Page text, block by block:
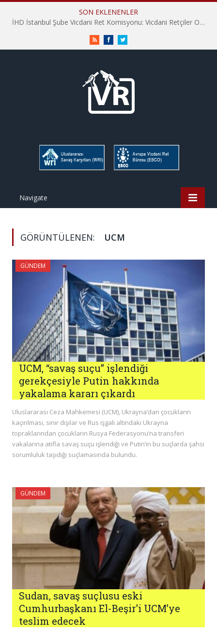
SON EKLENENLER
İHD İstanbul Şube Vicdani Ret Komisyonu: Vicdani Retçiler Olarak Destek İçin Buradayız!
RSS FacebookTwitter
Navigate
GÖRÜNTÜLENEN: UCM
GÜNDEM
UCM, “savaş suçu” işlendiği
gerekçesiyle Putin hakkında
yakalama kararı çıkardı
Uluslararası Ceza Mahkemesi (UCM), Ukrayna’dan çocukların
kaçırılması, sınır dışılar ve Rus işgali altındaki Ukrayna
topraklarından çocukların Rusya Federasyonu’na transferi
vakalarına atıfla savaş suçu işlendiği ve Putin’in bu suçlarda şahsi
sorumluluk taşıdığı suçlamasında bulundu.
GÜNDEM
Sudan, savaş suçlusu eski
Cumhurbaşkanı El-Beşir’i UCM’ye
teslim edecek